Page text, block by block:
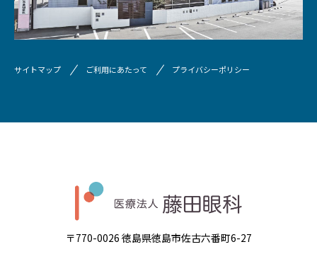
サイトマップ ご利用にあたって プライバシーポリシー
〒770-0026 徳島県徳島市佐古六番町6-27